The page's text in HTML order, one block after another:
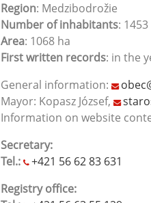
Region: Medzibodrožie
Number of inhabitants: 1453
Area: 1068 ha
First written records: in the
General information:
Mayor: Kopasz József,
Information on website
Secretary:
Tel.:
+421 56 62 83 631
Registry office: